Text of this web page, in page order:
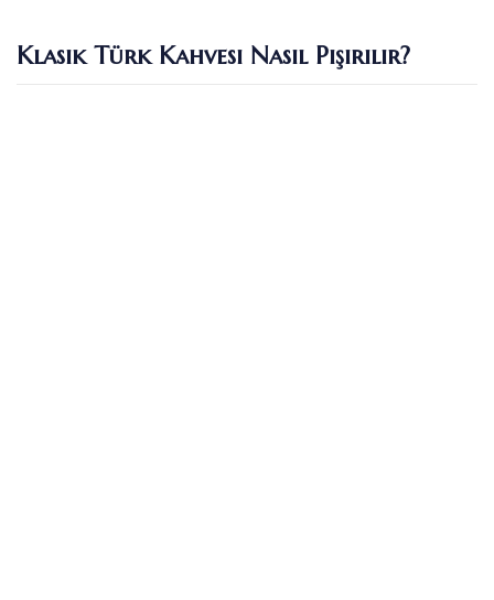
Klasik Türk Kahvesi Nasıl Pişirilir?